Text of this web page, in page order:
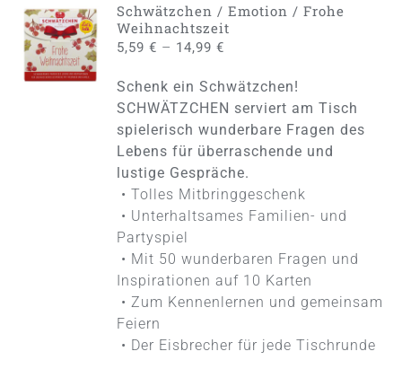
AUSFÜHRUNG
WÄHLEN
DIESES
PRODUKT
MEHRERE
VARIANTEN
OPTIONEN
PRODUKTSEITE
/
DETAILS
Schwätzchen / Emotion / Frohe
Weihnachtszeit
5,59€ – 14,99€
Schenk ein Schwätzchen!
SCHWÄTZCHEN serviert am Tisch
spielerisch wunderbare Fragen des
Lebens für überraschende und
lustige Gespräche.
• Tolles Mitbringgeschenk
• Unterhaltsames Familien- und
Partyspiel
• Mit 50 wunderbaren Fragen und
Inspirationen auf 10 Karten
• Zum Kennenlernen und gemeinsam
Feiern
• Der Eisbrecher für jede Tischrunde